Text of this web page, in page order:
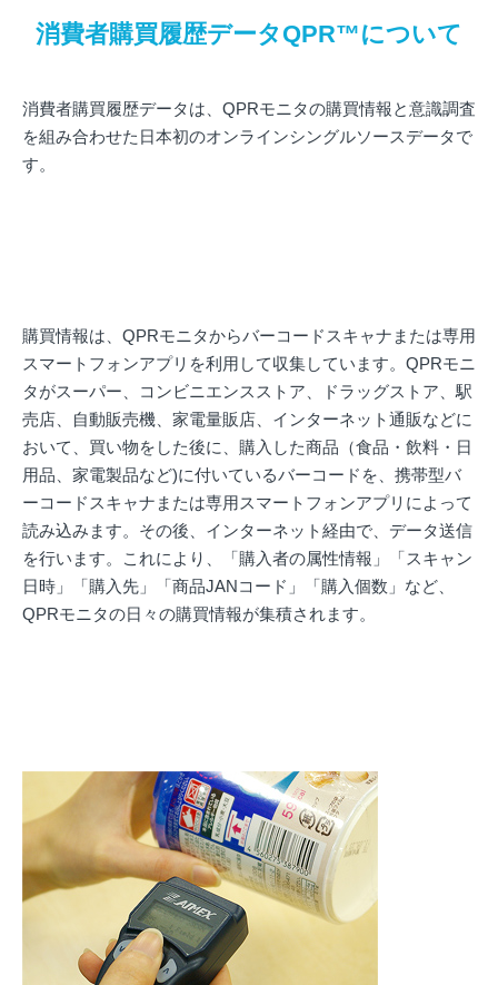
消費者購買履歴データQPR™について
消費者購買履歴データは、QPRモニタの購買情報と意識調査
を組み合わせた日本初のオンラインシングルソースデータで
す。
購買情報は、QPRモニタからバーコードスキャナまたは専用
スマートフォンアプリを利用して収集しています。QPRモニ
タがスーパー、コンビニエンスストア、ドラッグストア、駅
売店、自動販売機、家電量販店、インターネット通販などに
おいて、買い物をした後に、購入した商品（食品・飲料・日
用品、家電製品など)に付いているバーコードを、携帯型バ
ーコードスキャナまたは専用スマートフォンアプリによって
読み込みます。その後、インターネット経由で、データ送信
を行います。これにより、「購入者の属性情報」「スキャン
日時」「購入先」「商品JANコード」「購入個数」など、
QPRモニタの日々の購買情報が集積されます。